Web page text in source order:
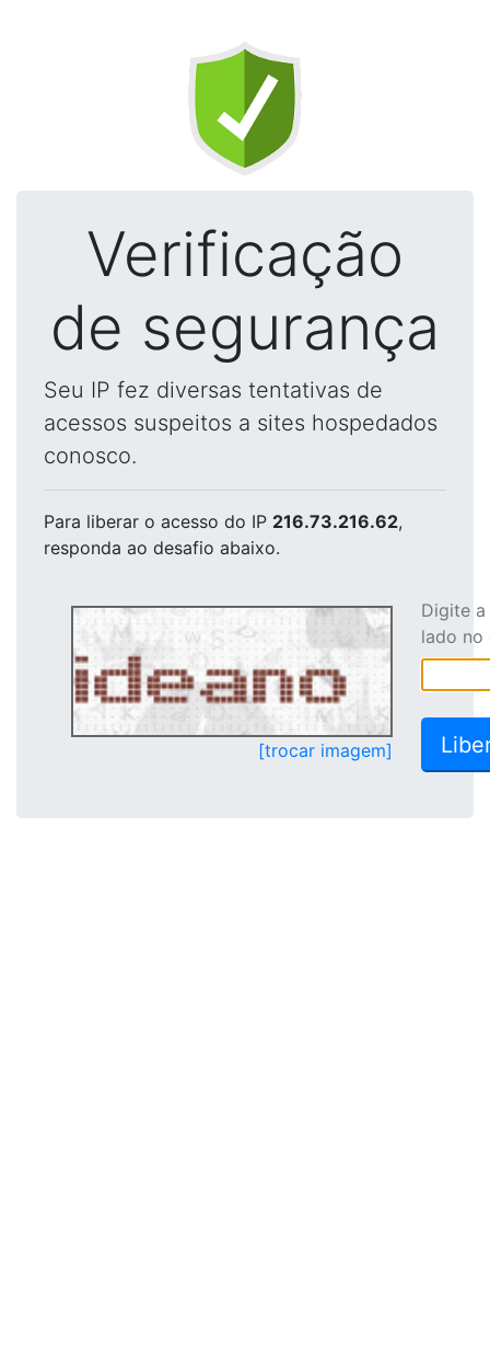
Verificação
de segurança
Seu IP fez diversas tentativas de
acessos suspeitos a sites hospedados
conosco.
Para liberar o acesso do IP 216.73.216.62,
responda ao desafio abaixo.
[trocar imagem]
Digite
lado no